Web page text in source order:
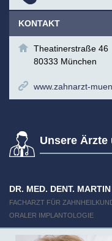
KONTAKT
Theatinerstraße 46
80333 München
www.zahnarzt-
Unsere Ärzte
DR. MED. DENT.
FACHARZT FÜR
ORALER IMPLANTOLOGIE